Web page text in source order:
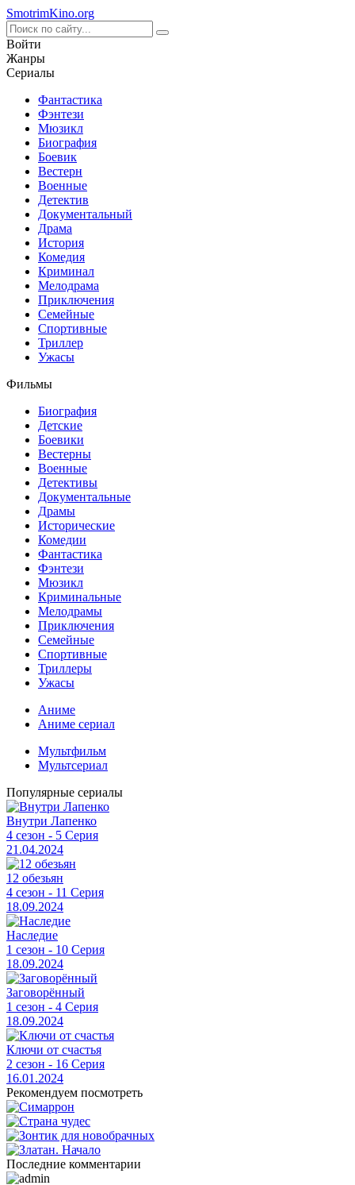
SmotrimKino.org
Войти
Жанры
Сериалы
Фантастика
Фэнтези
Мюзикл
Биография
Боевик
Вестерн
Военные
Детектив
Документальный
Драма
История
Комедия
Криминал
Мелодрама
Приключения
Семейные
Спортивные
Триллер
Ужасы
Фильмы
Биография
Детские
Боевики
Вестерны
Военные
Детективы
Документальные
Драмы
Исторические
Комедии
Фантастика
Фэнтези
Мюзикл
Криминальные
Мелодрамы
Приключения
Семейные
Спортивные
Триллеры
Ужасы
Аниме
Аниме сериал
Мультфильм
Мультсериал
Популярные сериалы
Внутри Лапенко
4 сезон - 5 Серия
21.04.2024
12 обезьян
4 сезон - 11 Серия
18.09.2024
Наследие
1 сезон - 10 Серия
18.09.2024
Заговорённый
1 сезон - 4 Серия
18.09.2024
Ключи от счастья
2 сезон - 16 Серия
16.01.2024
Рекомендуем посмотреть
Последние комментарии